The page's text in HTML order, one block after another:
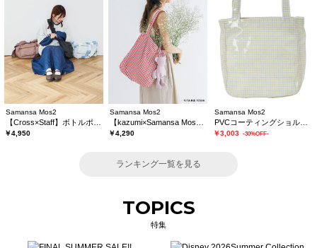
Samansa Mos2
￥4,950
Samansa Mos2
￥4,290
Samansa Mos2
PVCコーティングショルダーバッグ
￥3,003 -30%OFF-
ランキング一覧を見る
TOPICS
特集